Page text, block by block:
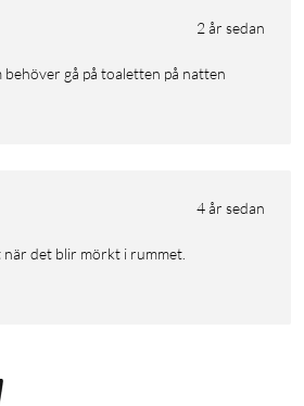
2 år sedan
behöver gå på toaletten på natten
4 år sedan
när det blir mörkt i rummet.